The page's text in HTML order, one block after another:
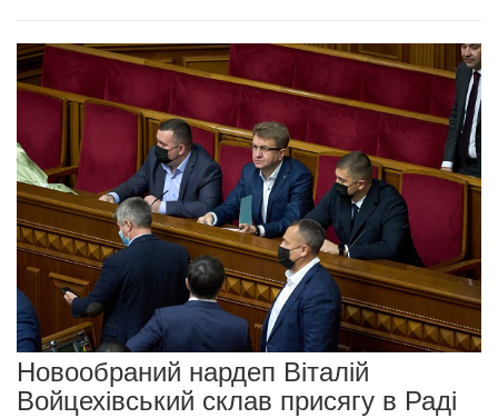
Новообраний нардеп Віталій
Войцехівський склав присягу в Раді